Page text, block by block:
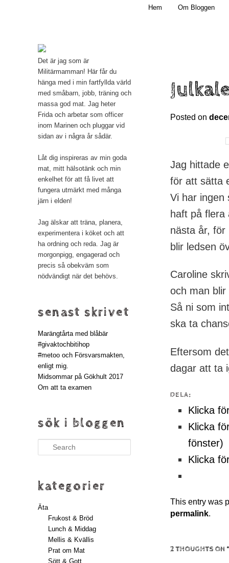
Mamma, militär och märkbart obekväm
Hem Om Bloggen
Posted on
Jag hittade
för att sätta
Vi har ingen
haft på flera
nästa år, för
blir ledsen
Caroline
och man
Så ni som
ska ta
Eftersom
dagar att ta
DELA:
Klicka
Klicka
fönster)
Klicka
This entry was
permalink.
2 THOUGHTS ON
Det är jag som är
Militärmamman! Här får du
hänga med i min fartfyllda värld
med småbarn, jobb, träning och
massa god mat. Jag heter
Frida och arbetar som officer
inom Marinen och pluggar vid
sidan av i några år sådär.
Låt dig inspireras av min goda
mat, mitt hälsotänk och min
enkelhet för att få livet att
fungera utmärkt med många
järn i elden!
Jag älskar att träna, planera,
experimentera i köket och att
ha ordning och reda. Jag är
morgonpigg, engagerad och
precis så obekväm som
nödvändigt när det behövs.
senast skrivet
Marängtårta med blåbär
#givaktochbitihop
#metoo och Försvarsmakten,
enligt mig.
Midsommar på Gökhult 2017
Om att ta examen
sök i bloggen
Search
kategorier
Äta
Frukost & Bröd
Lunch & Middag
Mellis & Kvällis
Prat om Mat
Sött & Gott